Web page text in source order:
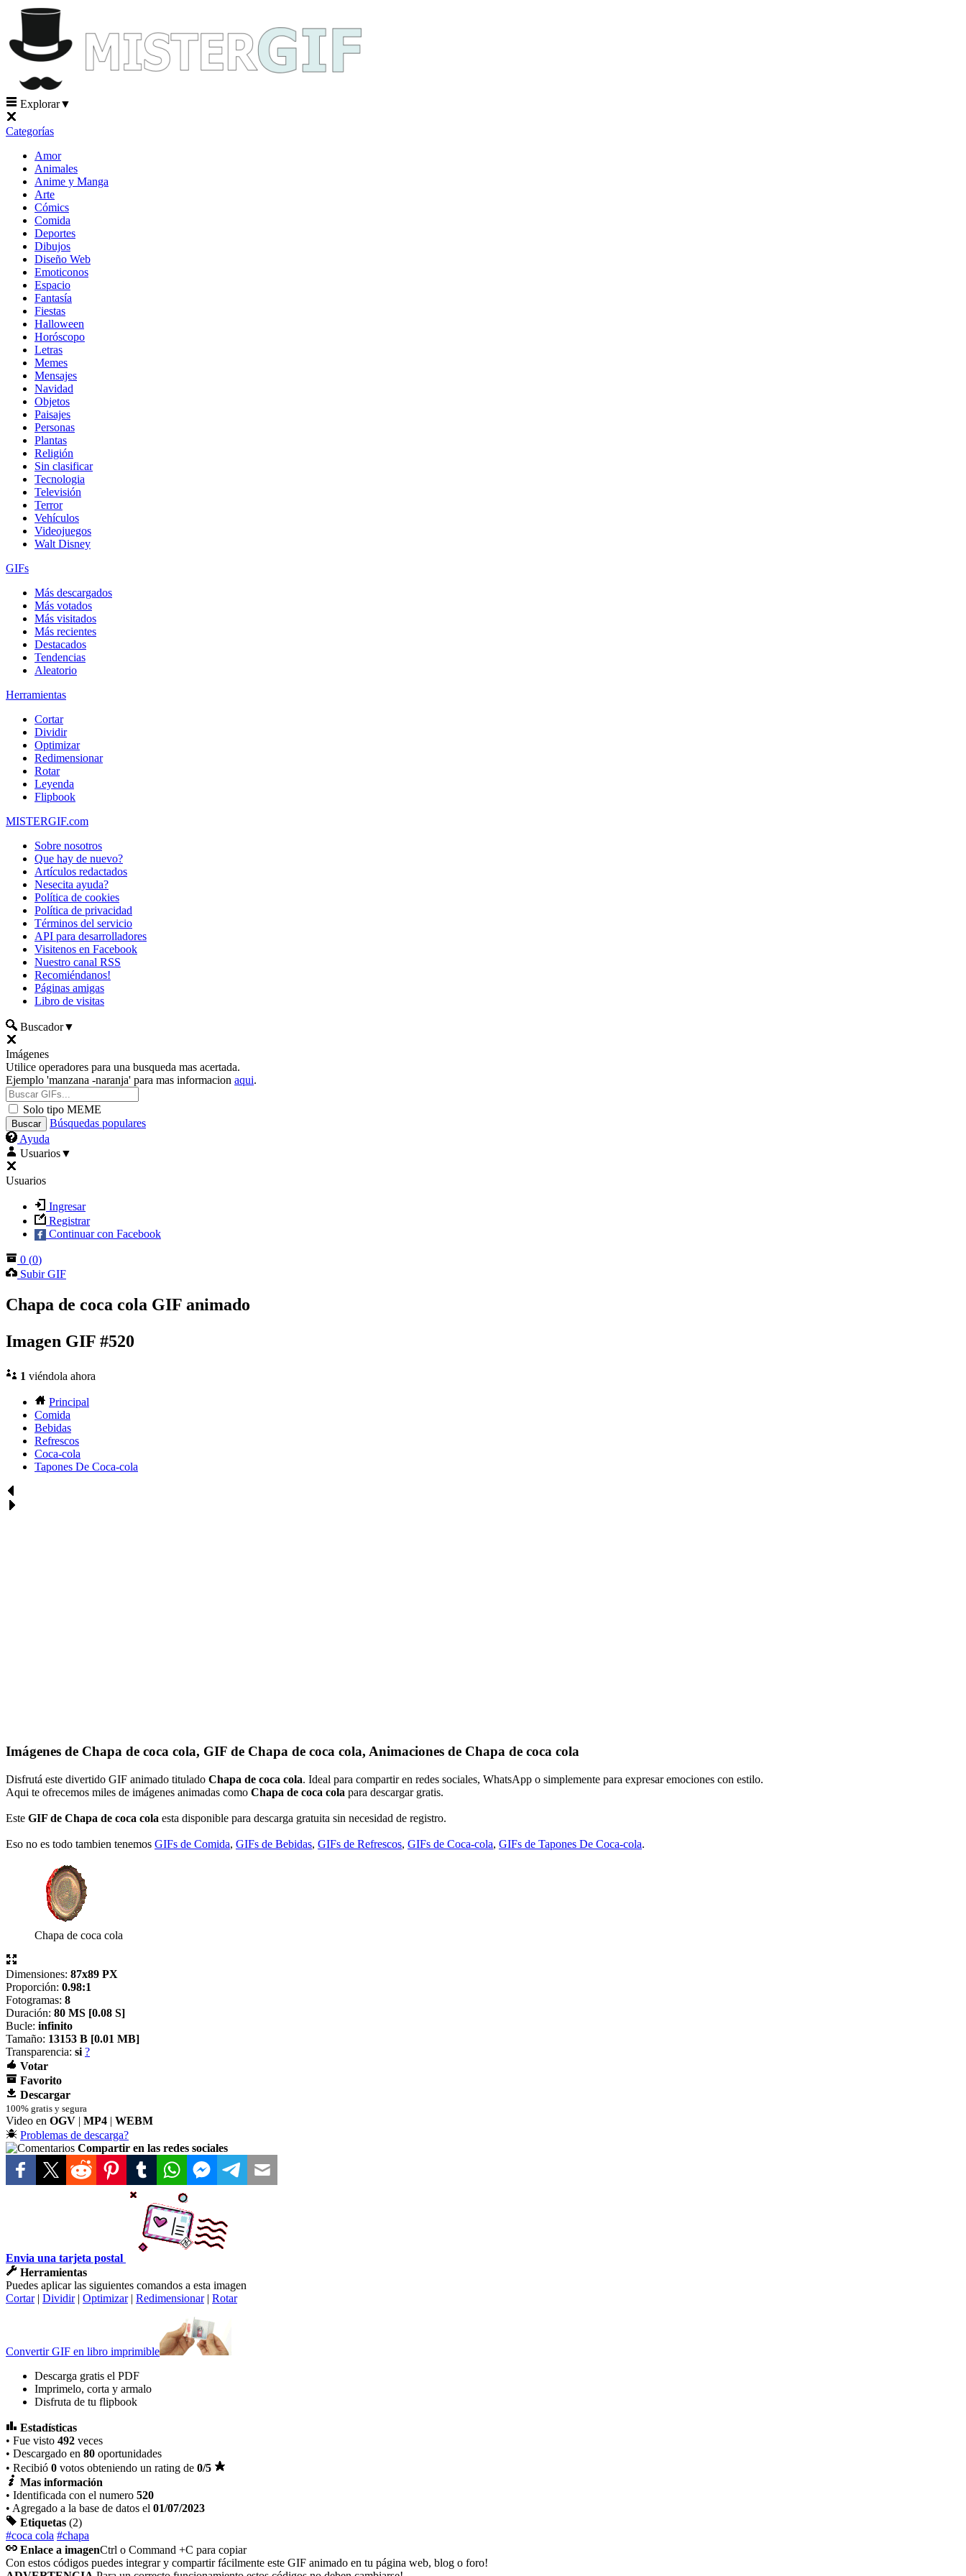
Explorar▼
Categorías
Amor
Animales
Anime y Manga
Arte
Cómics
Comida
Deportes
Dibujos
Diseño Web
Emoticonos
Espacio
Fantasía
Fiestas
Halloween
Horóscopo
Letras
Memes
Mensajes
Navidad
Objetos
Paisajes
Personas
Plantas
Religión
Sin clasificar
Tecnologia
Televisión
Terror
Vehículos
Videojuegos
Walt Disney
GIFs
Más descargados
Más votados
Más visitados
Más recientes
Destacados
Tendencias
Aleatorio
Herramientas
Cortar
Dividir
Optimizar
Redimensionar
Rotar
Leyenda
Flipbook
MISTERGIF.com
Sobre nosotros
Que hay de nuevo?
Artículos redactados
Nesecita ayuda?
Política de cookies
Política de privacidad
Términos del servicio
API para desarrolladores
Visitenos en Facebook
Nuestro canal RSS
Recomiéndanos!
Páginas amigas
Libro de visitas
Buscador▼
Imágenes
Utilice operadores para una busqueda mas acertada.
Ejemplo 'manzana -naranja' para mas informacion aqui.
Solo tipo MEME
Búsquedas populares
Ayuda
Usuarios▼
Usuarios
Ingresar
Registrar
Continuar con Facebook
0 (0)
Subir GIF
Chapa de coca cola GIF animado
Imagen GIF #520
1 viéndola ahora
Principal
Comida
Bebidas
Refrescos
Coca-cola
Tapones De Coca-cola
Imágenes de Chapa de coca cola, GIF de Chapa de coca cola, Animaciones de Chapa de coca cola
Disfrutá este divertido GIF animado titulado Chapa de coca cola. Ideal para compartir en redes sociales, WhatsApp o simplemente para expresar emociones con estilo.
Aqui te ofrecemos miles de imágenes animadas como Chapa de coca cola para descargar gratis.
Este GIF de Chapa de coca cola esta disponible para descarga gratuita sin necesidad de registro.
Eso no es todo tambien tenemos GIFs de Comida, GIFs de Bebidas, GIFs de Refrescos, GIFs de Coca-cola, GIFs de Tapones De Coca-cola.
Chapa de coca cola
Dimensiones: 87x89 PX
Proporción: 0.98:1
Fotogramas: 8
Duración: 80 MS [0.08 S]
Bucle: infinito
Tamaño: 13153 B [0.01 MB]
Transparencia: si ?
Votar
Favorito
Descargar
100% gratis y segura
Video en OGV | MP4 | WEBM
Problemas de descarga?
Compartir en las redes sociales
Envia una tarjeta postal
Herramientas
Puedes aplicar las siguientes comandos a esta imagen
Cortar| Dividir| Optimizar| Redimensionar| Rotar
Convertir GIF en libro imprimible
Descarga gratis el PDF
Imprimelo, corta y armalo
Disfruta de tu flipbook
Estadísticas
• Fue visto 492 veces
• Descargado en 80 oportunidades
• Recibió 0 votos obteniendo un rating de 0/5
Mas información
• Identificada con el numero 520
• Agregado a la base de datos el 01/07/2023
Etiquetas (2)
#coca cola #chapa
Enlace a imagenCtrl o Command +C para copiar
Con estos códigos puedes integrar y compartir fácilmente este GIF animado en tu página web, blog o foro!